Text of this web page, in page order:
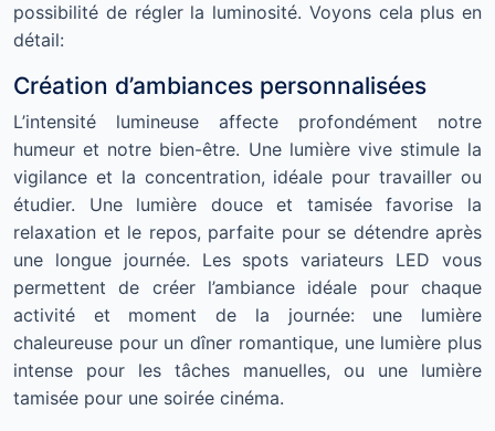
possibilité de régler la luminosité. Voyons cela plus en
détail:
Création d’ambiances personnalisées
L’intensité lumineuse affecte profondément notre
humeur et notre bien-être. Une lumière vive stimule la
vigilance et la concentration, idéale pour travailler ou
étudier. Une lumière douce et tamisée favorise la
relaxation et le repos, parfaite pour se détendre après
une longue journée. Les spots variateurs LED vous
permettent de créer l’ambiance idéale pour chaque
activité et moment de la journée: une lumière
chaleureuse pour un dîner romantique, une lumière plus
intense pour les tâches manuelles, ou une lumière
tamisée pour une soirée cinéma.